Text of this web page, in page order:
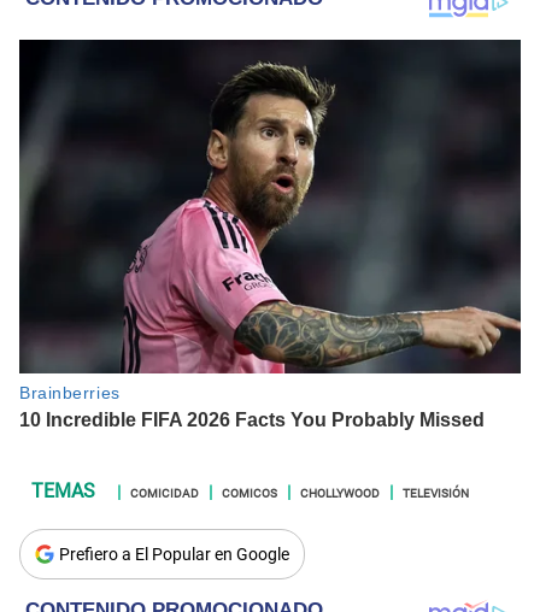
COMICIDAD COMICOS CHOLLYWOOD TELEVISIÓN
Prefiero a El Popular en Google